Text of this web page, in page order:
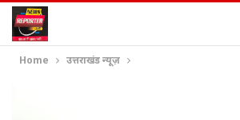
Home उत्तराखंड न्यूज़